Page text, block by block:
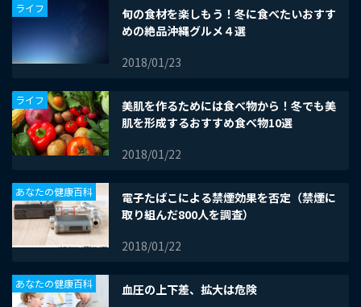
旬の食材を楽しもう！冬に食べたいおすす
めの絶品沖縄グルメ４選
2018/01/23
ライフ
美肌を作るためには食べ物から！冬でも美
肌を形成するおすすめ食べ物10選
2018/01/22
ライフ
電子たばこによる禁煙効果を否定（禁煙に
取り組んだ800人を調査）
2018/01/22
あなたの健康百科
血圧の上下差、拡大は危険
あなたの健康百科